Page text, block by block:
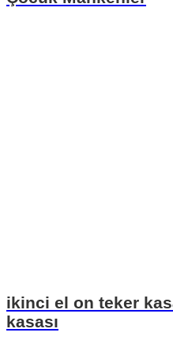
ikinci el on teker
kasası